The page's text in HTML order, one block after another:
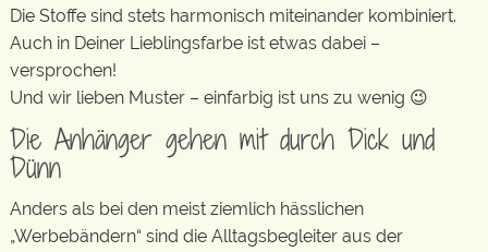
Die Stoffe sind stets harmonisch miteinander kombiniert.
Auch in Deiner Lieblingsfarbe ist etwas dabei –
versprochen!
Und wir lieben Muster – einfarbig ist uns zu wenig 😉
Die Anhänger gehen mit durch Dick und
Dünn
Anders als bei den meist ziemlich hässlichen
„Werbebändern“ sind die Alltagsbegleiter aus der